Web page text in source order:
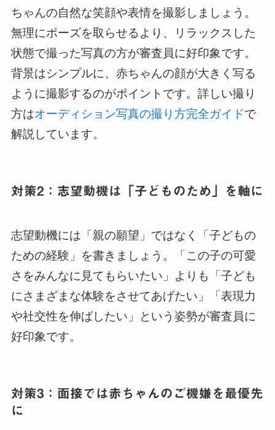
ちゃんの自然な笑顔や表情を撮影しましょう。
無理にポーズを取らせるより、リラックスした
状態で撮った写真の方が審査員に好印象です。
背景はシンプルに、赤ちゃんの顔が大きく写る
ように撮影するのがポイントです。詳しい撮り
方はオーディション写真の撮り方完全ガイドで
解説しています。
対策2：志望動機は「子どものため」を軸に
志望動機には「親の願望」ではなく「子どもの
ための経験」を書きましょう。「この子の可愛
さをみんなに見てもらいたい」よりも「子ども
にさまざまな体験をさせてあげたい」「表現力
や社交性を伸ばしたい」という姿勢が審査員に
好印象です。
対策3：面接では赤ちゃんのご機嫌を最優先
に